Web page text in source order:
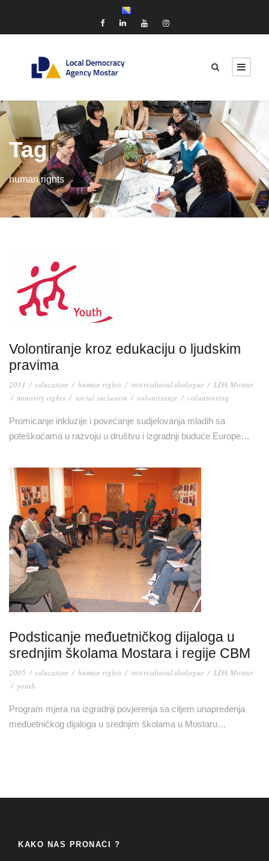
Tag
human rights
Volontiranje kroz edukaciju o ljudskim
pravima
2011 / education / human rights / intercultural dialogue / LDA Mostar
/ minority rights / social inclusion / volontiranje / volunteering
Promicanje inkluzije i povećanje sudjelovanja mladih sa
poteškoćama u razvoju u društvu i izgradnji buduće Europe…
Podsticanje međuetničkog dijaloga u
srednjim školama Mostara i regije CBM
2005 / education / human rights / intercultural dialogue / LDA Mostar
/ youth
Program mjera na izgradnji povjerenja sa ciljem unapređenja
međuetničkog dijaloga u srednjim školama u Mostaru…
KAKO NAS PRONAĆI ?